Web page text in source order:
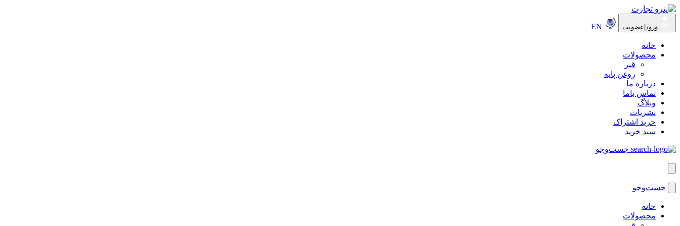
ورود|عضویت
خانه
محصولات
قیر
روغن پایه
درباره ما
تماس باما
وبلاگ
نشریات
خرید اشتراک
سبد خرید
جست‌وجو
جست‌وجو
خانه
محصولات